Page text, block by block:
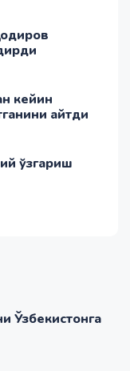
кейин
айтди
ўзгариш
Ўзбекистонга